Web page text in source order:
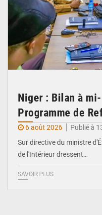
Niger : Bilan à
Programme de
6 août 2026
Publié à
Sur directive du ministre
de l'Intérieur dressent…
SAVOIR PLUS